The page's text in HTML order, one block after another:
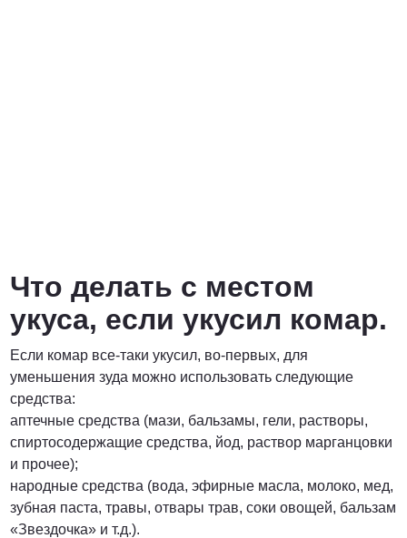
Что делать с местом
укуса, если укусил комар.
Если комар все-таки укусил, во-первых, для
уменьшения зуда можно использовать следующие
средства:
аптечные средства (мази, бальзамы, гели, растворы,
спиртосодержащие средства, йод, раствор марганцовки
и прочее);
народные средства (вода, эфирные масла, молоко, мед,
зубная паста, травы, отвары трав, соки овощей, бальзам
«Звездочка» и т.д.).